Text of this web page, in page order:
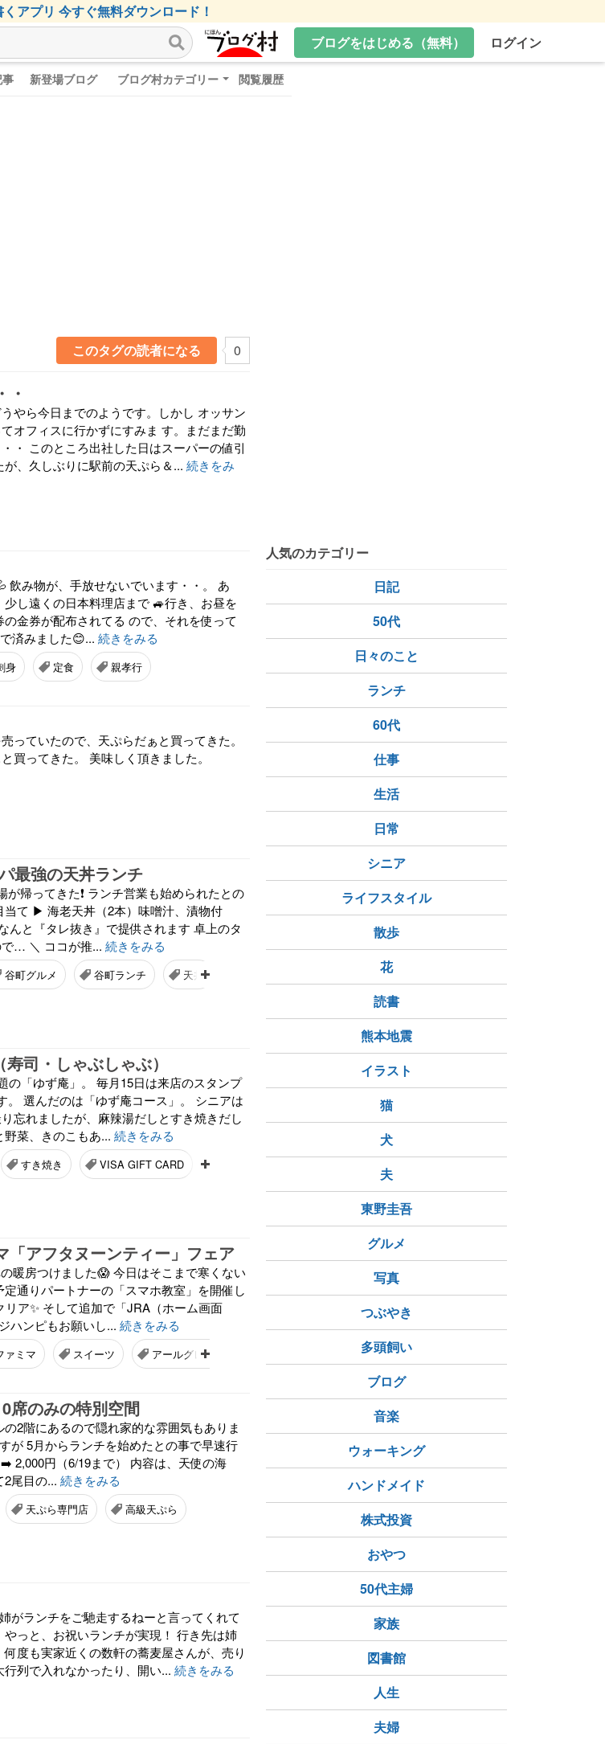
アプリ 今すぐ無料ダウンロード！
ブログをはじめる（無料）
ログイン
事 新登場ブログ ブログ村カテゴリー 閲覧履歴
このタグの読者になる 0
・
やら今日までのようです。しかし オッサン
オフィスに行かずにすみま す。まだまだ勤
・ このところ出社した日はスーパーの値引
、久しぶりに駅前の天ぷら＆... 続きをみ
み物が、手放せないでいます・・。 あ
し遠くの日本料理店まで 🚙行き、お昼を
金券が配布されてる ので、それを使って
済みました😊... 続きをみる
身 定食 親孝行
っていたので、天ぷらだぁと買ってきた。
買ってきた。 美味しく頂きました。
最強の天丼ランチ
帰ってきた❗️ ランチ営業も始められたとの
当て ▶ 海老天丼（2本）味噌汁、漬物付
んと『タレ抜き』で提供されます 卓上のタ
… ＼ ココが推... 続きをみる
谷町グルメ 谷町ランチ 天丼
司・しゃぶしゃぶ）
の「ゆず庵」。 毎月15日は来店のスタンプ
選んだのは「ゆず庵コース」。 シニアは
忘れましたが、麻辣湯だしとすき焼きだし
菜、きのこもあ... 続きをみる
すき焼き VISA GIFT CARD
「アフタヌーンティー」フェア
暖房つけました😱 今日はそこまで寒くない
通りパートナーの「スマホ教室」を開催し
ア✨️ そして追加で「JRA（ホーム画面
ハンピもお願いし... 続きをみる
ァミマ スイーツ アールグレイ香るクリスピー紅茶サンド 窯出しとろけるミルクティープリン
席のみの特別空間
2階にあるので隠れ家的な雰囲気もありま
が 5月からランチを始めたとの事で早速行
2,000円（6/19まで） 内容は、天使の海
尾目の... 続きをみる
天ぷら専門店 高級天ぷら
がランチをご馳走するねーと言ってくれて
っと、お祝いランチが実現！ 行き先は姉
度も実家近くの数軒の蕎麦屋さんが、売り
列で入れなかったり、開い... 続きをみる
人気のカテゴリー
日記
50代
日々のこと
ランチ
60代
仕事
生活
日常
シニア
ライフスタイル
散歩
花
読書
熊本地震
イラスト
猫
犬
夫
東野圭吾
グルメ
写真
つぶやき
多頭飼い
ブログ
音楽
ウォーキング
ハンドメイド
株式投資
おやつ
50代主婦
家族
図書館
人生
夫婦